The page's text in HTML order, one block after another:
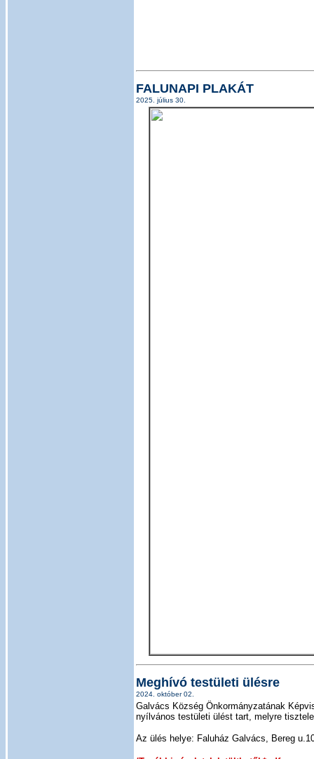
FALUNAPI PLAKÁT
2025. július 30.
Meghívó testületi ülésre
2024. október 02.
Galvács Község Önkormányzatának
nyílvános testületi ülést tart, melyre
Az ülés helye: Faluház Galvács, Bereg